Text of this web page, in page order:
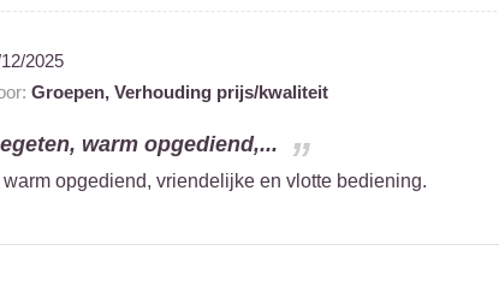
2025
Groepen, Verhouding prijs/kwaliteit
warm opgediend,...
opgediend, vriendelijke en vlotte bediening.